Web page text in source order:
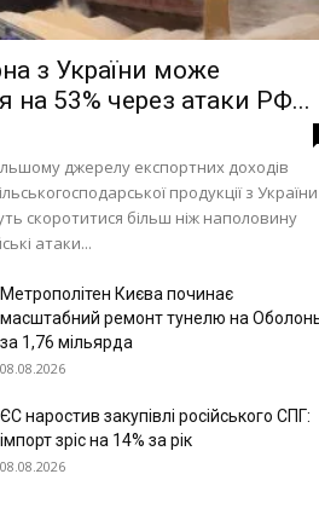
з України може
на 53% через атаки РФ...
джерелу експортних доходів
продукції з України
скоротитися більш ніж наполовину
атаки...
Метрополітен Києва починає
масштабний ремонт тунелю на
за 1,76 мільярда
08.08.2026
ЄС наростив закупівлі російського СПГ:
імпорт зріс на 14% за рік
08.08.2026